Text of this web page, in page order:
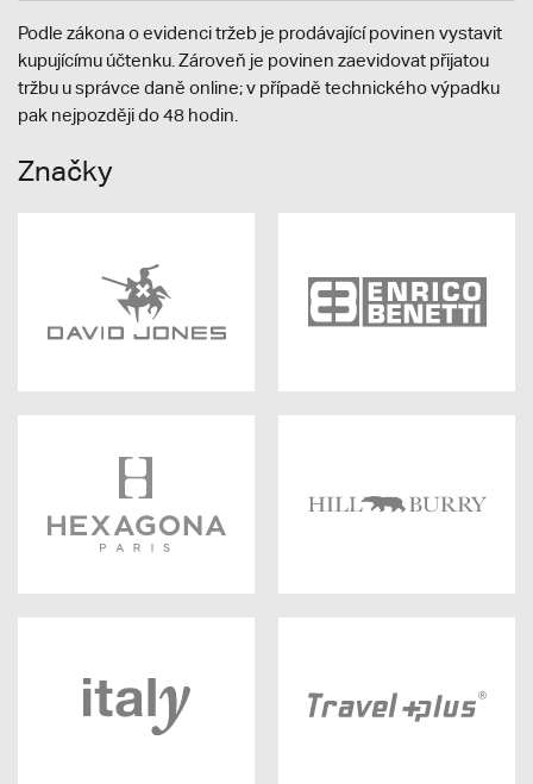
Podle zákona o evidenci tržeb je prodávající povinen vystavit
kupujícímu účtenku. Zároveň je povinen zaevidovat přijatou
tržbu u správce daně online; v případě technického výpadku
pak nejpozději do 48 hodin.
Značky